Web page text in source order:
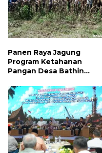
Panen Raya Jagung
Program Ketahanan
Pangan Desa Bathin
Mandau Tahun 2026